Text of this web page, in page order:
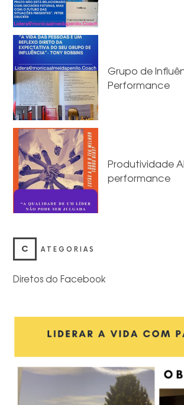
Grupo de
Performance
Produtividade
performance
C ATEGORIAS
Diretos do Facebook